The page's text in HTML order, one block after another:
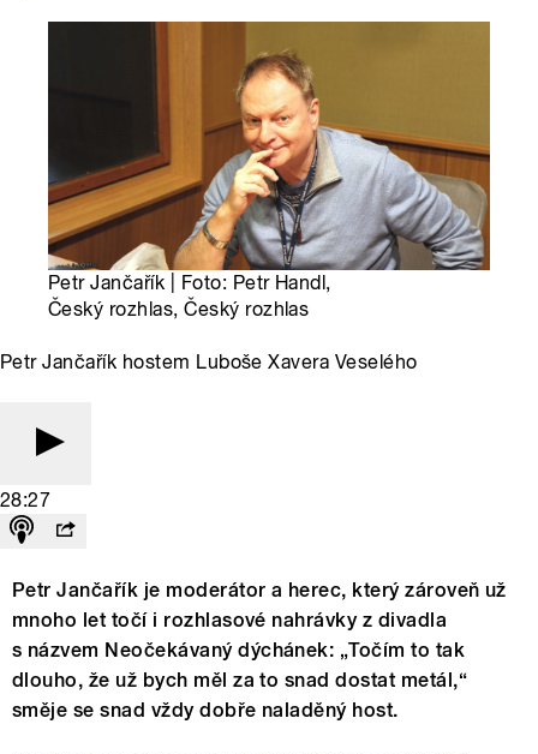
Petr Jančařík | Foto: Petr Handl,
Český rozhlas, Český rozhlas
Petr Jančařík hostem Luboše Xavera Veselého
28:27
Petr Jančařík je moderátor a herec, který zároveň už
mnoho let točí i rozhlasové nahrávky z divadla
s názvem Neočekávaný dýchánek: „Točím to tak
dlouho, že už bych měl za to snad dostat metál,“
směje se snad vždy dobře naladěný host.